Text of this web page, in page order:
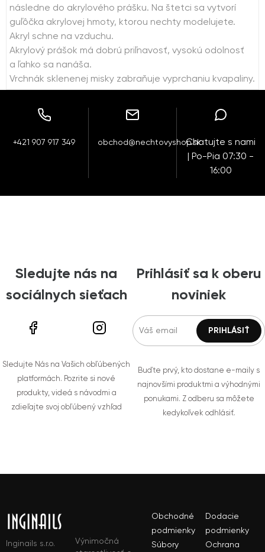
následne do akrylového prášku. Na štetci sa vytvorí
guľôčka akrylovej hmoty, ktorou nechty modelujete.
Akryl schne na vzduchu.
Akrylový prášok má dobrú priľnavosť, vysokú odolnosť
a ľahko sa nanáša.
Vrchnák sklenenej misky zabraňuje vyprchaniu kvapaliny.
+421 907 917 349 obchod@nechtovyshop.skChatujte s nami
| Po-Pia 07:30 -
16:00
Sledujte nás na
sociálnych sieťach
Sledujte Nás na Vašich obľúbených
platformách. Pozrite si nové
produkty, videá s návodmi a
zdieľajte svoj obľúbený vzhľad
Prihlásiť sa k oberu
noviniek
Buďte prvý, kto dostane e-maily s
najnovšími produktmi a výhodnými
ponukami. Z odberu sa môžete
kedykoľvek odhlásiť.
Inginails s.r.o.
Výnimočná
Obchodné
podmienky
Dodacie
podmienky
Súbory
Ochrana